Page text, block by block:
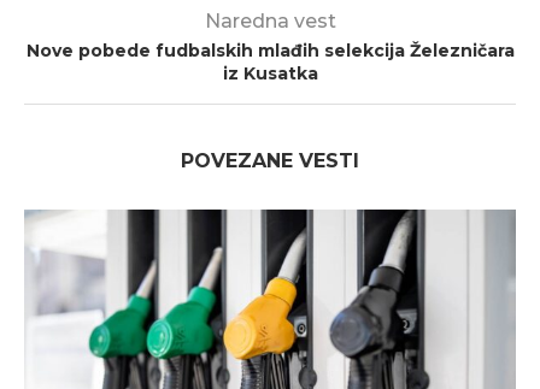
Naredna vest
Nove pobede fudbalskih mlađih selekcija Železničara
iz Kusatka
POVEZANE VESTI